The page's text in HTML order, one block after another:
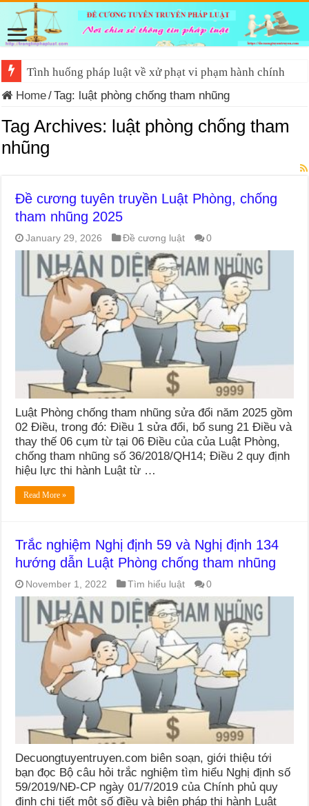
Tình huống pháp luật về xử phạt vi phạm hành chính
Home/Tag: luật phòng chống tham nhũng
Tag Archives: luật phòng chống tham
nhũng
Đề cương tuyên truyền Luật Phòng, chống
tham nhũng 2025
January 29, 2026 Đề cương luật 0
Luật Phòng chống tham nhũng sửa đổi năm 2025 gồm
02 Điều, trong đó: Điều 1 sửa đổi, bổ sung 21 Điều và
thay thế 06 cụm từ tại 06 Điều của của Luật Phòng,
chống tham nhũng số 36/2018/QH14; Điều 2 quy định
hiệu lực thi hành Luật từ …
Read More »
Trắc nghiệm Nghị định 59 và Nghị định 134
hướng dẫn Luật Phòng chống tham nhũng
November 1, 2022 Tìm hiểu luật 0
Decuongtuyentruyen.com biên soạn, giới thiệu tới
bạn đọc Bộ câu hỏi trắc nghiệm tìm hiểu Nghị định số
59/2019/NĐ-CP ngày 01/7/2019 của Chính phủ quy
định chi tiết một số điều và biện pháp thi hành Luật